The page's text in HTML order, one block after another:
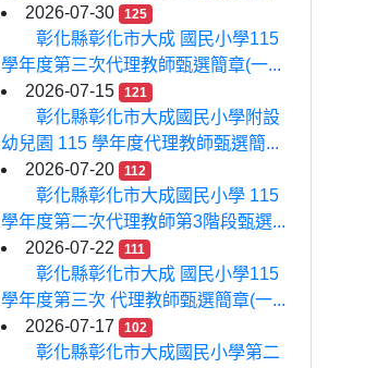
2026-07-30
125
彰化縣彰化市大成 國民小學115
學年度第三次代理教師甄選簡章(一...
2026-07-15
121
彰化縣彰化市大成國民小學附設
幼兒園 115 學年度代理教師甄選簡...
2026-07-20
112
彰化縣彰化市大成國民小學 115
學年度第二次代理教師第3階段甄選...
2026-07-22
111
彰化縣彰化市大成 國民小學115
學年度第三次 代理教師甄選簡章(一...
2026-07-17
102
彰化縣彰化市大成國民小學第二